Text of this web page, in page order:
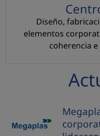
Diseño,
elementos
coherencia